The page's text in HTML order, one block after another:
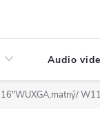
Audio